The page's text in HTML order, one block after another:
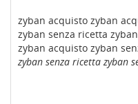
zyban acquisto zyban
zyban senza ricetta
zyban acquisto zyban
zyban senza ricetta zyban